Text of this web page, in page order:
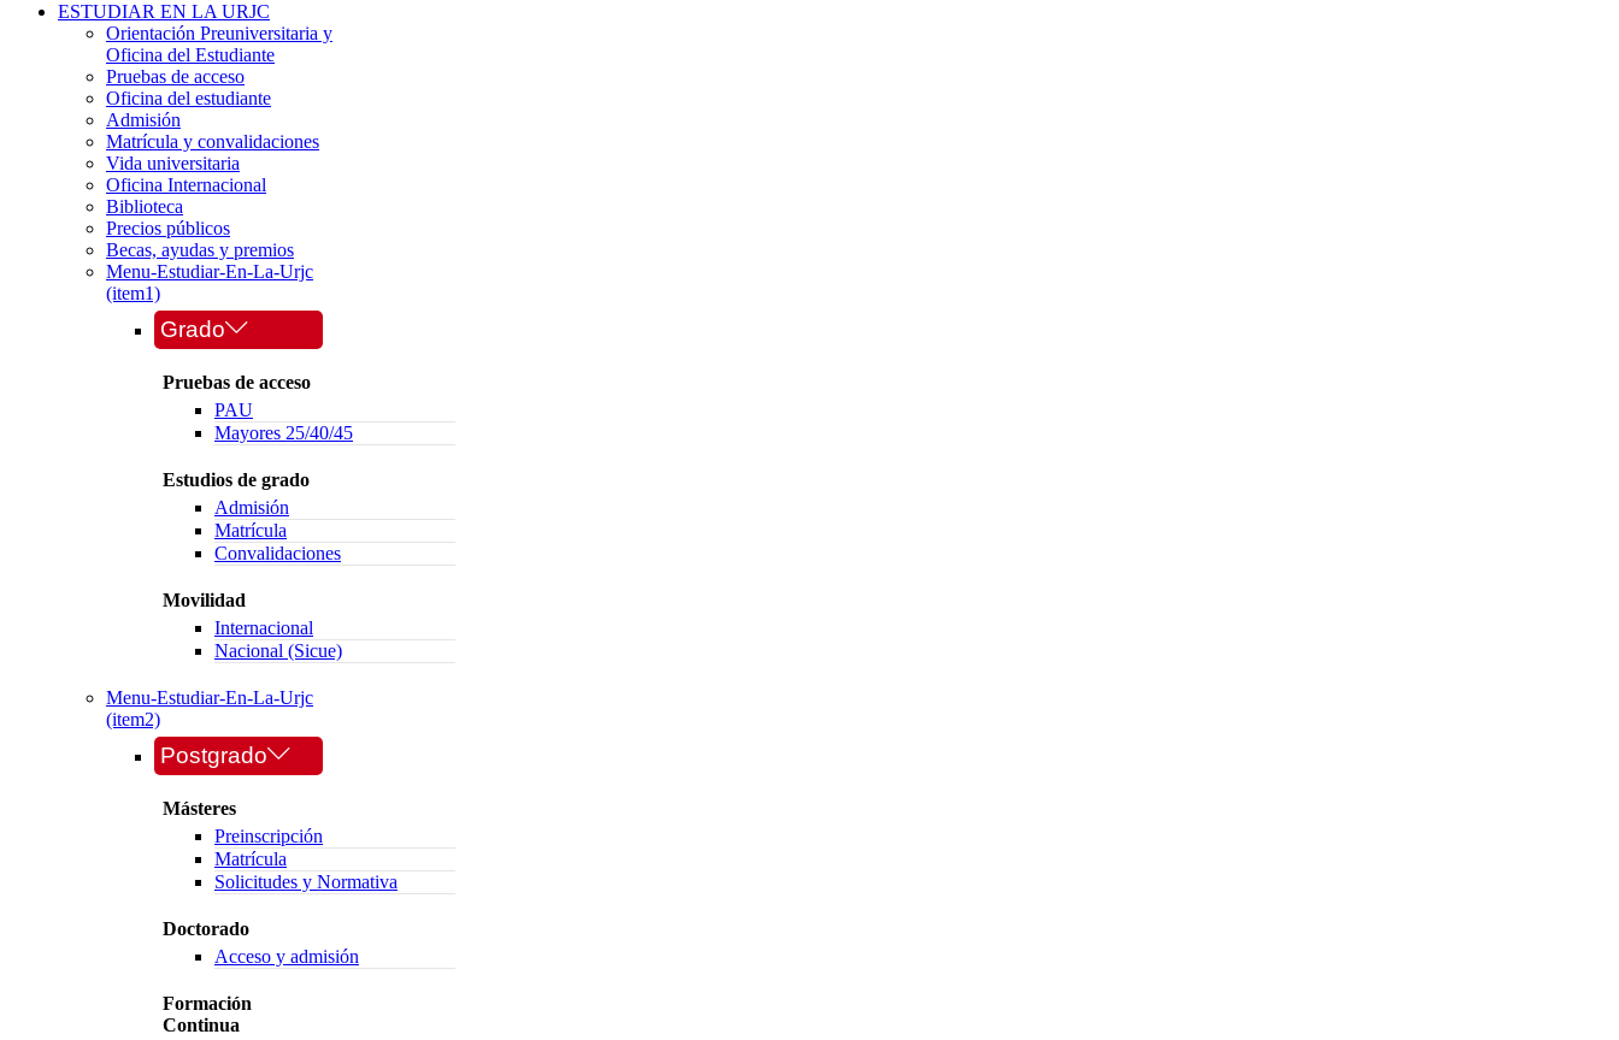
ESTUDIAR EN LA URJC
Orientación Preuniversitaria y
Oficina del Estudiante
Pruebas de acceso
Oficina del estudiante
Admisión
Matrícula y convalidaciones
Vida universitaria
Oficina Internacional
Biblioteca
Precios públicos
Becas, ayudas y premios
Menu-Estudiar-En-La-Urjc
(item1)
Grado
Pruebas de acceso
PAU
Mayores 25/40/45
Estudios de grado
Admisión
Matrícula
Convalidaciones
Movilidad
Internacional
Nacional (Sicue)
Menu-Estudiar-En-La-Urjc
(item2)
Postgrado
Másteres
Preinscripción
Matrícula
Solicitudes y Normativa
Doctorado
Acceso y admisión
Formación
Continua